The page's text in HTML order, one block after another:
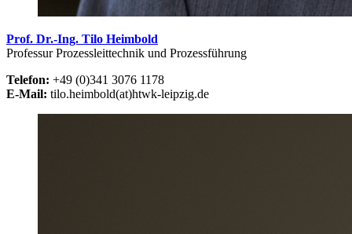
Prof. Dr.-Ing. Tilo Heimbold
Professur Prozessleittechnik und Prozessführung
Telefon: +49 (0)341 3076 1178
E-Mail: tilo.heimbold(at)htwk-leipzig.de